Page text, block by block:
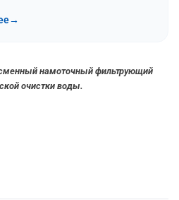
→
намоточный фильтрующий
очистки воды.